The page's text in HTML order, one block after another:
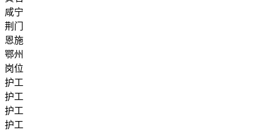
咸宁
荆门
恩施
鄂州
岗位
护工
护工
护工
护工